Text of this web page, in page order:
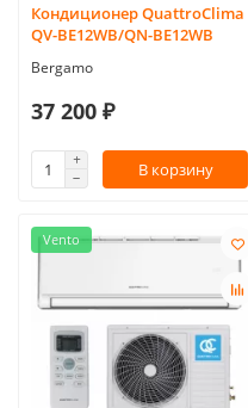
Кондиционер QuattroClima
QV-BE12WB/QN-BE12WB
Bergamo
37 200 ₽
В корзину
Vento